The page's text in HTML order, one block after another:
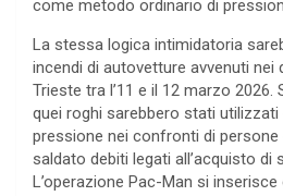
come metodo ordinario di
La stessa logica intimidatoria
incendi di autovetture avvenuti nei
Trieste tra l’11 e il 12 marzo 2026.
quei roghi sarebbero stati
pressione nei confronti di persone
saldato debiti legati all’acquisto
L’operazione Pac-Man si